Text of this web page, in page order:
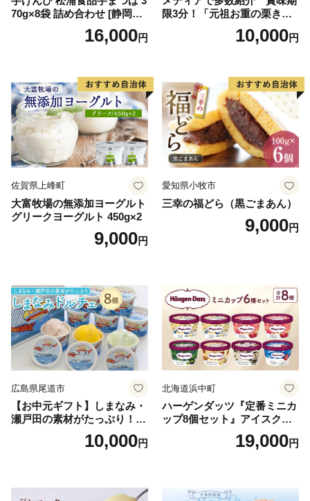
70g×8袋 詰め合わせ [静岡伊
勢丹(松浦食品) 静岡県 吉田町
22424274] 芋ケンピ セット
16,000円
限3分！「元祖お重の栗きん
とんモンブラン」 【未来の
ご褒美】スイーツ 栗 モンブ
子 菓子 F4N-2298
10,000円
佐賀県上峰町
大富牧場の無添加ヨーグルト
グリークヨーグルト 450g×2
9,000円
愛知県小牧市
三幸の福どら（黒ごまあん）
9,000円
広島県尾道市
【お中元ギフト】しまなみ・
瀬戸田の素材がたっぷり！ジ
10,000円
北海道浜中町
ハーゲンダッツ『定番ミニカ
ップ8個セット』アイスクリ
ーム アイス スイーツ デザー
19,000円